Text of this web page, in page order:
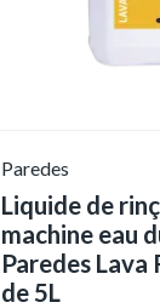
Paredes
Liquide de
machine eau
Paredes Lava
de 5L